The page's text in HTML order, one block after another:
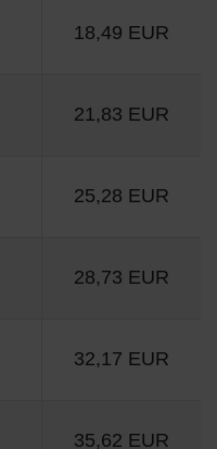
18,49 EUR
21,83 EUR
25,28 EUR
28,73 EUR
32,17 EUR
35,62 EUR